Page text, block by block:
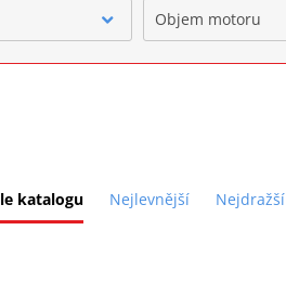
Objem motoru
katalogu Nejlevnější Nejdražší